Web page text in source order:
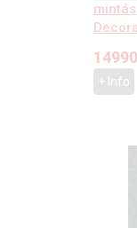
14990
+ Info